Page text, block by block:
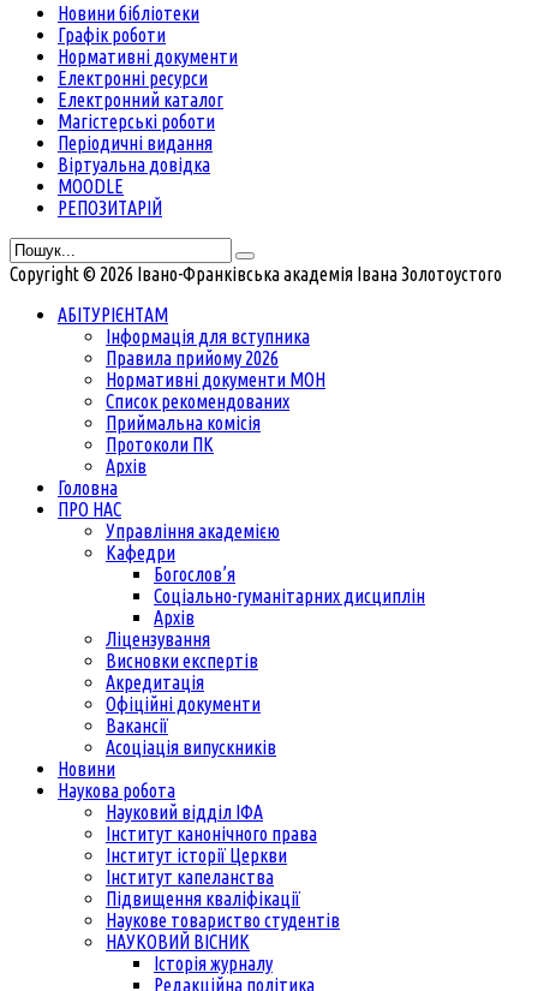
Новини бібліотеки
Графік роботи
Нормативні документи
Електронні ресурси
Електронний каталог
Магістерські роботи
Періодичні видання
Віртуальна довідка
MOODLE
РЕПОЗИТАРІЙ
Copyright © 2026 Івано-Франківська академія Івана Золотоустого
АБІТУРІЄНТАМ
Інформація для вступника
Правила прийому 2026
Нормативні документи МОН
Список рекомендованих
Приймальна комісія
Протоколи ПК
Архів
Головна
ПРО НАС
Управління академією
Кафедри
Богослов’я
Соціально-гуманітарних дисциплін
Архів
Ліцензування
Висновки експертів
Акредитація
Офіційні документи
Вакансії
Асоціація випускників
Новини
Наукова робота
Науковий відділ ІФА
Інститут канонічного права
Інститут історії Церкви
Інститут капеланства
Підвищення кваліфікації
Наукове товариство студентів
НАУКОВИЙ ВІСНИК
Історія журналу
Редакційна політика